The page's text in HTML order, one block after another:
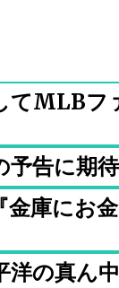
てMLBフ
予告に期
金庫にお
の真ん中